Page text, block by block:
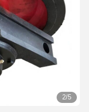
2/5